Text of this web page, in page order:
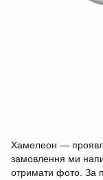
Хамелеон —
замовлення ми
отримати фото. За